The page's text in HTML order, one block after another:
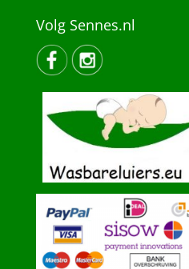
Volg Sennes.nl